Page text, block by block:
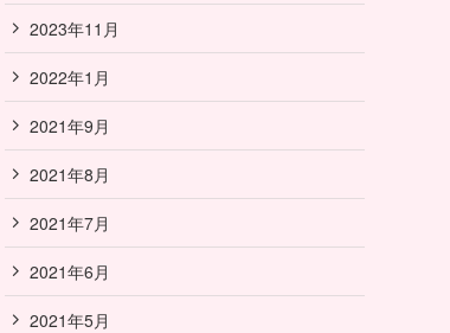
2023年11月
2022年1月
2021年9月
2021年8月
2021年7月
2021年6月
2021年5月